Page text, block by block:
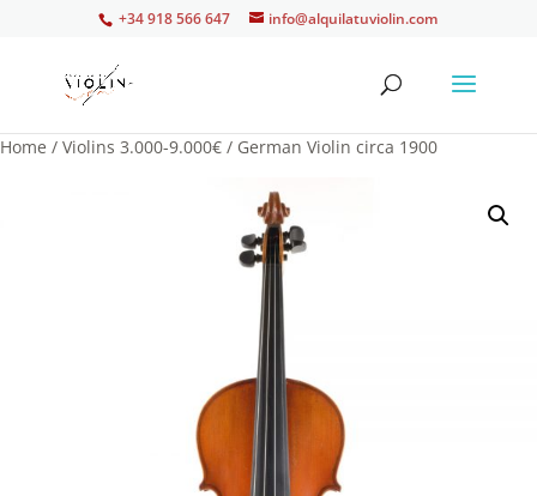
+34 918 566 647 info@alquilatuviolin.com
Home / Violins 3.000-9.000€ / German Violin circa 1900